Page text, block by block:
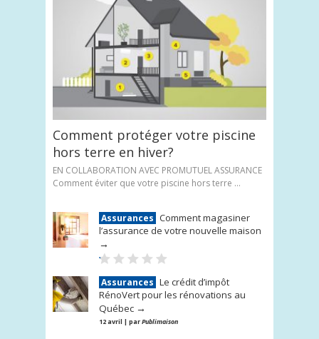
Comment protéger votre piscine
hors terre en hiver?
EN COLLABORATION AVEC PROMUTUEL ASSURANCE
Comment éviter que votre piscine hors terre ...
Assurances Comment magasiner
l’assurance de votre nouvelle maison
→
Assurances Le crédit d’impôt
RénoVert pour les rénovations au
Québec →
12 avril | parPublimaison